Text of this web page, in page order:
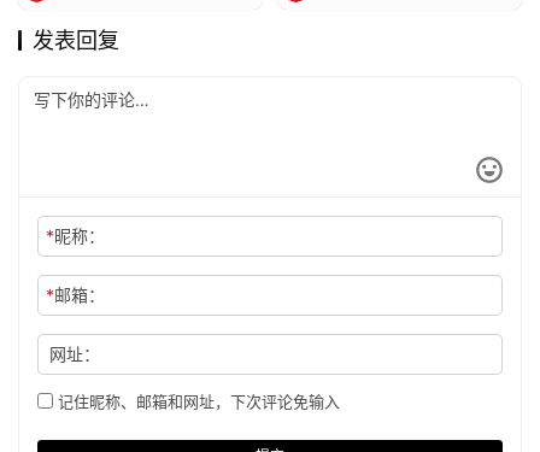
发表回复
*昵称：
*邮箱：
网址：
记住昵称、邮箱和网址，下次评论免输入